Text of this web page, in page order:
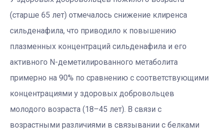
(старше 65 лет) отмечалось снижение клиренса
сильденафила, что приводило к повышению
плазменных концентраций сильденафила и его
активного N-деметилированного метаболита
примерно на 90% по сравнению с соответствующими
концентрациями у здоровых добровольцев
молодого возраста (18–45 лет). В связи с
возрастными различиями в связывании с белками